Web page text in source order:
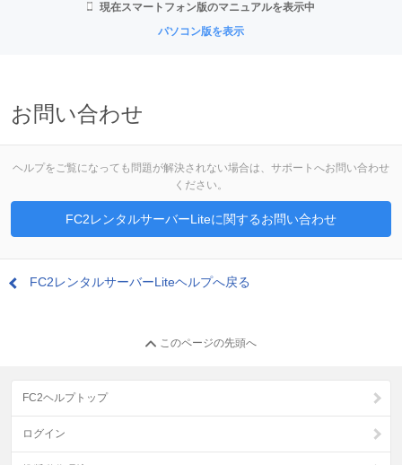
現在スマートフォン版のマニュアルを表示中
パソコン版を表示
お問い合わせ
ヘルプをご覧になっても問題が解決されない場合は、サポートへお問い合わせ
ください。
FC2レンタルサーバーLiteに関するお問い合わせ
FC2レンタルサーバーLiteヘルプへ戻る
このページの先頭へ
FC2ヘルプトップ
ログイン